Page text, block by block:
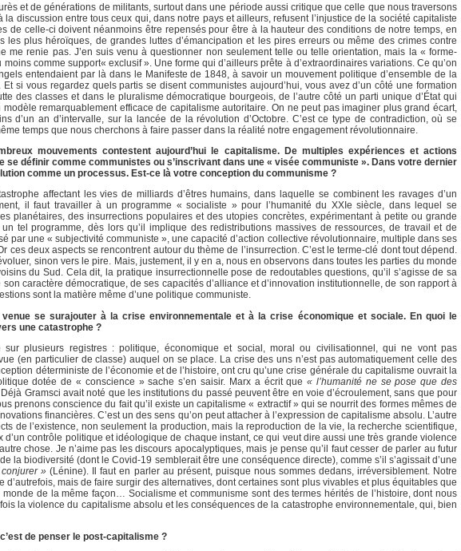
et de générations de militants, surtout dans une période aussi critique que celle que nous traversons
discussion entre tous ceux qui, dans notre pays et ailleurs, refusent l’injustice de la société capitaliste
de celle-ci doivent néanmoins être repensés pour être à la hauteur des conditions de notre temps, en
plus héroïques, de grandes luttes d’émancipation et les pires erreurs ou même des crimes contre
me renie pas. J’en suis venu à questionner non seulement telle ou telle orientation, mais la « forme-
comme support« exclusif ». Une forme qui d’ailleurs prête à d’extraordinaires variations. Ce qu’on
entendaient par là dans le Manifeste de 1848, à savoir un mouvement politique d’ensemble de la
si vous regardez quels partis se disent communistes aujourd’hui, vous avez d’un côté une formation
des classes et dans le pluralisme démocratique bourgeois, de l’autre côté un parti unique d’État qui
remarquablement efficace de capitalisme autoritaire. On ne peut pas imaginer plus grand écart,
d’un an d’intervalle, sur la lancée de la révolution d’Octobre. C’est ce type de contradiction, où se
temps que nous cherchons à faire passer dans la réalité notre engagement révolutionnaire.
mouvements contestent aujourd’hui le capitalisme. De multiples expériences et actions
définir comme communistes ou s’inscrivant dans une « visée communiste ». Dans votre dernier
comme un processus. Est-ce là votre conception du communisme ?
affectant les vies de milliards d’êtres humains, dans laquelle se combinent les ravages d’un
il faut travailler à un programme « socialiste » pour l’humanité du XXIe siècle, dans lequel se
planétaires, des insurrections populaires et des utopies concrètes, expérimentant à petite ou grande
tel programme, dès lors qu’il implique des redistributions massives de ressources, de travail et de
par une « subjectivité communiste », une capacité d’action collective révolutionnaire, multiple dans ses
ces deux aspects se rencontrent autour du thème de l’insurrection. C’est le terme-clé dont tout dépend.
sinon vers le pire. Mais, justement, il y en a, nous en observons dans toutes les parties du monde
du Sud. Cela dit, la pratique insurrectionnelle pose de redoutables questions, qu’il s’agisse de sa
caractère démocratique, de ses capacités d’alliance et d’innovation institutionnelle, de son rapport à
sont la matière même d’une politique communiste.
se surajouter à la crise environnementale et à la crise économique et sociale. En quoi le
une catastrophe ?
plusieurs registres : politique, économique et social, moral ou civilisationnel, qui ne vont pas
(en particulier de classe) auquel on se place. La crise des uns n’est pas automatiquement celle des
déterministe de l’économie et de l’histoire, ont cru qu’une crise générale du capitalisme ouvrait la
dotée de « conscience » sache s’en saisir. Marx a écrit que« l’humanité ne se pose que des
Gramsci avait noté que les institutions du passé peuvent être en voie d’écroulement, sans que pour
prenons conscience du fait qu’il existe un capitalisme « extractif » qui se nourrit des formes mêmes de
financières. C’est un des sens qu’on peut attacher à l’expression de capitalisme absolu. L’autre
de l’existence, non seulement la production, mais la reproduction de la vie, la recherche scientifique,
d’un contrôle politique et idéologique de chaque instant, ce qui veut dire aussi une très grande violence
chose. Je n’aime pas les discours apocalyptiques, mais je pense qu’il faut cesser de parler au futur
la biodiversité (dont le Covid-19 semblerait être une conséquence directe), comme s’il s’agissait d’une
» (Lénine). Il faut en parler au présent, puisque nous sommes dedans, irréversiblement. Notre
d’autrefois, mais de faire surgir des alternatives, dont certaines sont plus vivables et plus équitables que
monde de la même façon… Socialisme et communisme sont des termes hérités de l’histoire, dont nous
la violence du capitalisme absolu et les conséquences de la catastrophe environnementale, qui, bien
de penser le post-capitalisme ?